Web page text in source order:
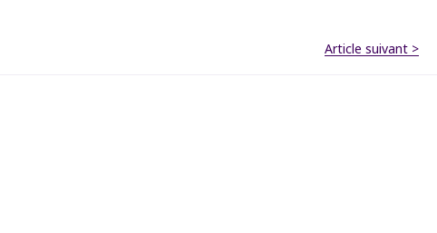
Article suivant >